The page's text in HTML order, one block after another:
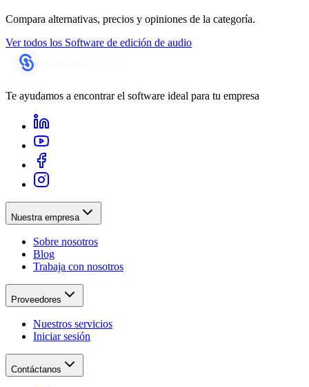
Compara alternativas, precios y opiniones de la categoría.
Ver todos los Software de edición de audio
Te ayudamos a encontrar el software ideal para tu empresa
Nuestra empresa
Sobre nosotros
Blog
Trabaja con nosotros
Proveedores
Nuestros servicios
Iniciar sesión
Contáctanos